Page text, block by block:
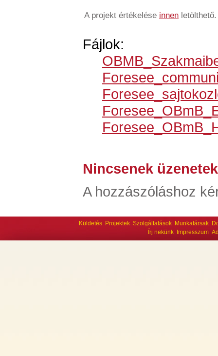
A projekt értékelése innen letölthető.
Fájlok:
Nincsenek üzenetek
A hozzászóláshoz
Küldetés Projektek Szolgáltatások Munkatársak
Írj nekünk
Impresszum